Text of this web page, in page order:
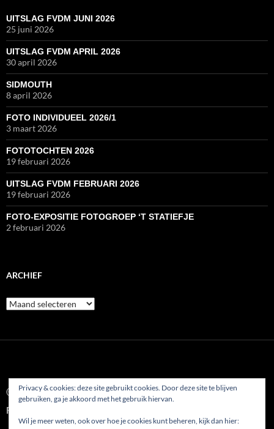
UITSLAG FVDM JUNI 2026
25 juni 2026
UITSLAG FVDM APRIL 2026
30 april 2026
SIDMOUTH
8 april 2026
FOTO INDIVIDUEEL 2026/1
3 maart 2026
FOTOTOCHTEN 2026
19 februari 2026
UITSLAG FVDM FEBRUARI 2026
19 februari 2026
FOTO-EXPOSITIE FOTOGROEP ‘T STATIEFJE
2 februari 2026
ARCHIEF
Archief
© 2022
Fotoclub AFVP Etten-Leur
Privacy & cookies: deze site gebruikt cookies. Door deze site te blijven
gebruiken, ga je akkoord met het gebruik hiervan.
Wil je meer weten, ook over hoe je cookies kunt beheren, kijk dan hier: